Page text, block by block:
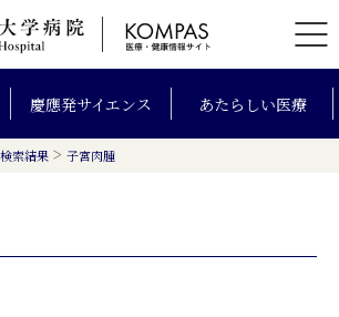
慶應発サイエンス あたらしい医療
索結果 > 子宮肉腫